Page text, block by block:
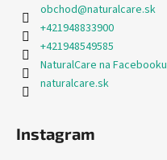
obchod@naturalcare.sk
+421948833900
+421948549585
NaturalCare na Facebooku
naturalcare.sk
Instagram